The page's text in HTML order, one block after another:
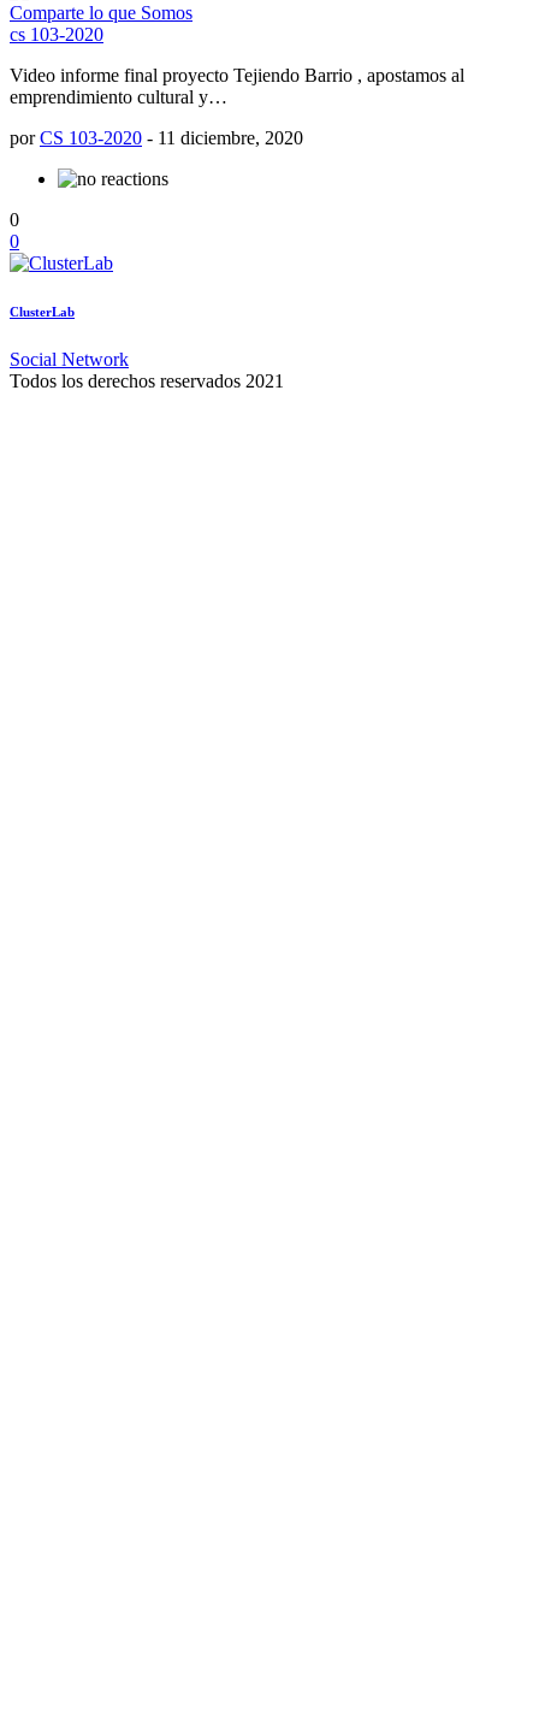
Comparte lo que Somos
cs 103-2020
Video informe final proyecto Tejiendo Barrio , apostamos al
emprendimiento cultural y…
porCS 103-2020 - 11 diciembre, 2020
0
0
ClusterLab
Social Network
Todos los derechos reservados 2021